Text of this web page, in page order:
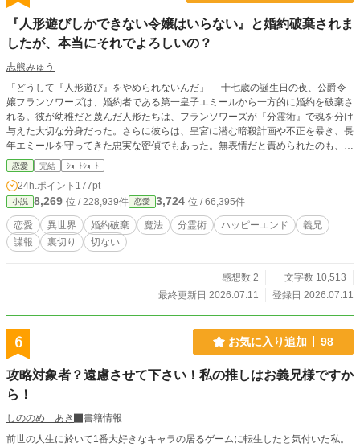
『人形遊びしかできない令嬢はいらない』と婚約破棄されま
したが、本当にそれでよろしいの？
志熊みゅう
「どうして『人形遊び』をやめられないんだ」 十七歳の誕生日の夜、公爵令
嬢フランソワーズは、婚約者である第一皇子エミールから一方的に婚約を破棄さ
れる。彼が幼稚だと蔑んだ人形たちは、フランソワーズが『分霊術』で魂を分け
与えた大切な分身だった。さらに彼らは、皇宮に潜む暗殺計画や不正を暴き、長
年エミールを守ってきた忠実な密偵でもあった。無表情だと責められたのも、声
を失ったのも、すべては彼を守るためだったのに――何も知らないエミールは、
彼女を切り捨てた。 傷ついたフランソワーズは、優しい義兄セドリックと人
形たちに支えられ、少しずつ自分の人生を取り戻していく。けれど皇宮では、再
びエミールの命を狙う陰謀が動き出していた――。
恋愛 完結 ｼｮｰﾄｼｮｰﾄ
24h.ポイント 177pt
小説 8,269 位 / 228,939件 恋愛 3,724 位 / 66,395件
恋愛 異世界 婚約破棄 魔法 分霊術 ハッピーエンド
義兄
諜報
裏切り 切ない
感想数 2
文字数 10,513
最終更新日 2026.07.11
登録日 2026.07.11
6 お気に入り追加 98
攻略対象者？遠慮させて下さい！私の推しはお義兄様ですか
ら！
しののめ あき
書籍情報
前世の人生に於いて1番大好きなキャラの居るゲームに転生したと気付いた私。